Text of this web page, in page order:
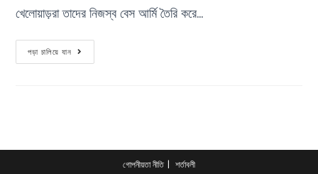
খেলোয়াড়রা তাদের নিজস্ব বেস আর্মি তৈরি করে…
পড়া চালিয়ে যান
গোপনীয়তা নীতি শর্তাবলী